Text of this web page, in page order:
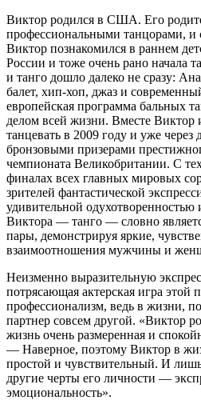
Виктор родился в США. Его
профессиональными танцорами, и
Виктор познакомился в раннем
России и тоже очень рано начала
и танго дошло далеко не сразу:
балет, хип-хоп, джаз и
европейская программа бальных
делом всей жизни. Вместе Виктор
танцевать в 2009 году и уже через
бронзовыми призерами
чемпионата Великобритании. С
финалах всех главных мировых
зрителей фантастической
удивительной
Виктора ― танго ― словно
пары, демонстрируя яркие,
взаимоотношения мужчины и
Неизменно выразительную
потрясающая актерская игра этой
профессионализм, ведь в жизни,
партнер совсем другой. «Виктор
жизнь очень размеренная и
― Наверное, поэтому Виктор в
простой и чувствительный. И
другие черты его личности ―
эмоциональность».